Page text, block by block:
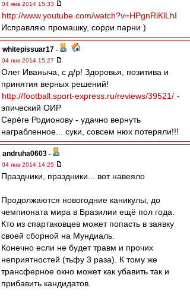
04 янв 2014 15:33
http://www.youtube.com/watch?v=HPgnRiKlLhI
Исправляю промашку, сорри парни )
whitepissuar17 -
04 янв 2014 15:27
Олег Иваныча, с д/р! Здоровья, позитива и
принятия верных решений!
http://football.sport-express.ru/reviews/39521/ -
эпический ОИР
Серёге Родионову - удачно вернуть
награбленное... суки, совсем нюх потеряли!!!
andruha0603 -
04 янв 2014 14:25
Праздники, праздники... вот навеяло
Продолжаются новогодние каникулы, до
чемпионата мира в Бразилии ещё пол года.
Кто из спартаковцев может попасть в заявку
своей сборной на Мундиаль.
Конечно если не будет травм и прочих
неприятностей (тьфу 3 раза). К тому же
трансферное окно может как убавить так и
прибавить кандидатов.